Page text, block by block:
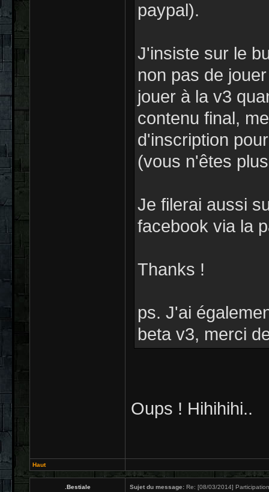
paypal).
J'insiste sur le
non pas de
jouer à la v3
contenu final,
d'inscription
(vous n'êtes
Je filerai aussi
facebook via la
Thanks !
ps. J'ai
beta v3, merci
Oups ! Hihihihi..
Haut
.Bestiale Sujet du message: Re: [08/03/2014]